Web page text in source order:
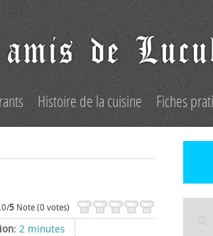
Histoire de la cuisine Fiches
5 Note (0 votes)
2 minutes